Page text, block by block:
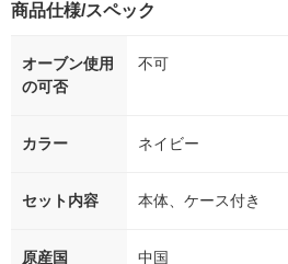
商品仕様/スペック
オーブン使用
の可否
不可
カラー ネイビー
セット内容 本体、ケース付き
原産国 中国